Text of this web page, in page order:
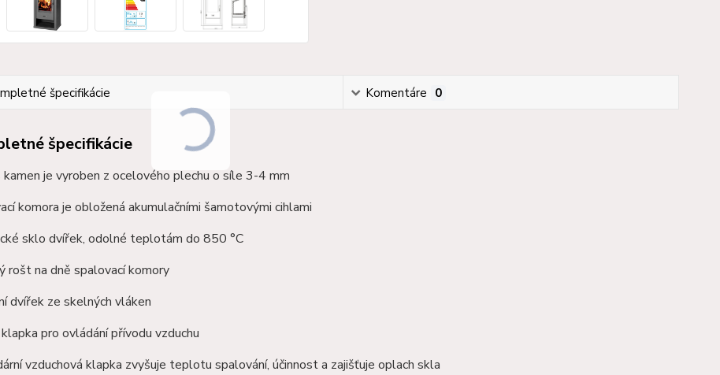
špecifikácie Komentáre 0
špecifikácie
kamen je vyroben z ocelového plechu o síle 3-4 mm
komora je obložená akumulačními šamotovými cihlami
sklo dvířek, odolné teplotám do 850 °C
rošt na dně spalovací komory
dvířek ze skelných vláken
pro ovládání přívodu vzduchu
vzduchová klapka zvyšuje teplotu spalování, účinnost a zajišťuje oplach skla